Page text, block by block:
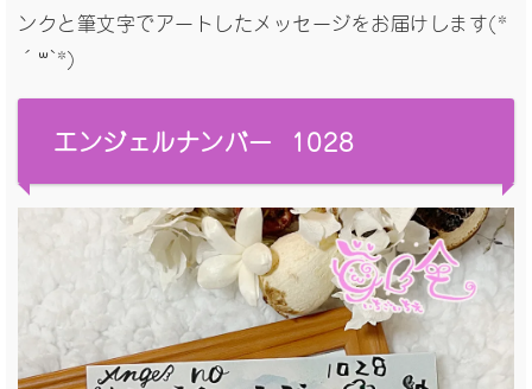
ンクと筆文字でアートしたメッセージをお届けします(*
´꒳`*)
エンジェルナンバー 1028